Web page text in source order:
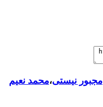
مجبور نیستی،محمد نعیم